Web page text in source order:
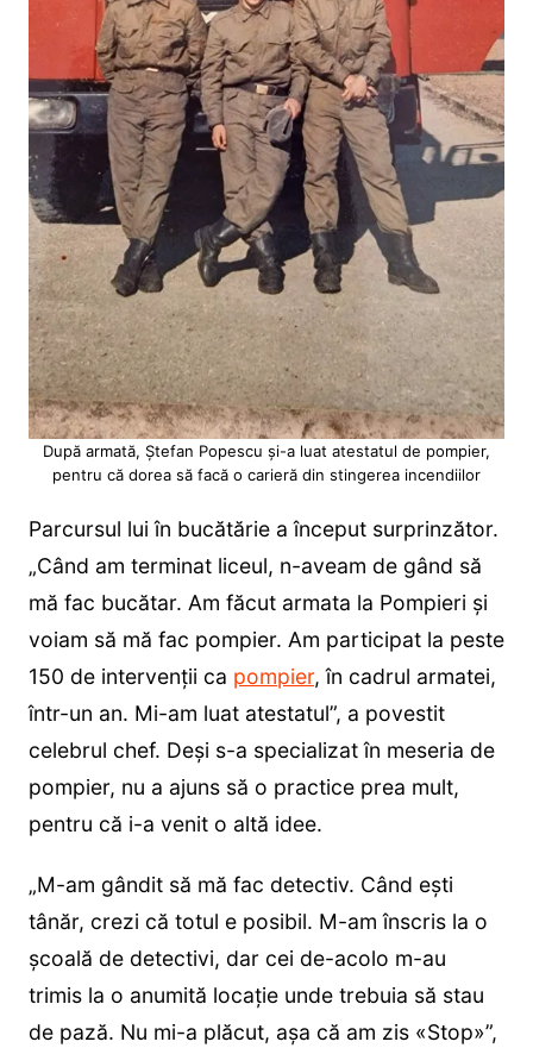
După armată, Ștefan Popescu și-a luat atestatul de pompier,
pentru că dorea să facă o carieră din stingerea incendiilor
Parcursul lui în bucătărie a început surprinzător.
„Când am terminat liceul, n-aveam de gând să
mă fac bucătar. Am făcut armata la Pompieri și
voiam să mă fac pompier. Am participat la peste
150 de intervenții ca pompier, în cadrul armatei,
într-un an. Mi-am luat atestatul”, a povestit
celebrul chef. Deși s-a specializat în meseria de
pompier, nu a ajuns să o practice prea mult,
pentru că i-a venit o altă idee.
„M-am gândit să mă fac detectiv. Când ești
tânăr, crezi că totul e posibil. M-am înscris la o
școală de detectivi, dar cei de-acolo m-au
trimis la o anumită locație unde trebuia să stau
de pază. Nu mi-a plăcut, așa că am zis «Stop»”,